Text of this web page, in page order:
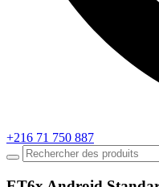
+216 71 750 887